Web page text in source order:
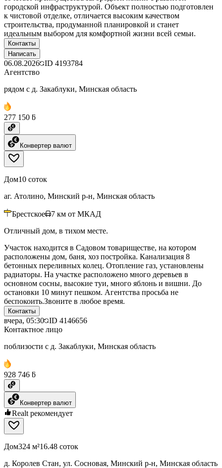
городской инфраструктурой. Объект полностью подготовлен
к чистовой отделке, отличается высоким качеством
строительства, продуманной планировкой и станет
идеальным выбором для комфортной жизни всей семьи.
Контакты
Написать
06.08.2026 ID 4193784
Агентство
рядом с д. Закаблуки, Минская область
277 150 ƃ
Конвертер валют
Дом10 соток
аг. Атолино, Минский р-н, Минская область
Брестское 7 км от МКАД
Отличный дом, в тихом месте.
Участок находится в Садовом товариществе, на котором
расположены дом, баня, хоз постройка. Канализация 8
бетонных переливных колец. Отопление газ, установлены
радиаторы. На участке расположено много деревьев в
основном сосны, высокие туи, много яблонь и вишни. До
остановки 10 минут пешком. Агентства просьба не
беспокоить.Звоните в любое время.
Контакты
вчера, 05:30 ID 4146656
Контактное лицо
поблизости с д. Закаблуки, Минская область
928 746 ƃ
Конвертер валют
Realt рекомендует
Дом324 м²16.48 соток
д. Королев Стан, ул. Сосновая, Минский р-н, Минская область